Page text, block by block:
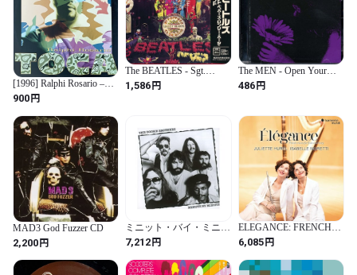
[1996] Ralphi Rosario –
Toca [Nite Stuff]
900円
The BEATLES - Sgt.
Pepper's Lonely Hearts
Club Band [CD]
1,586円
The MEN - Open Your
Heart [CD]
486円
MAD3 God Fuzzer CD
2,200円
ミニット・バイ・ミニッ
ト
7,212円
ELEGANCE: FRENCH
MUSIC FOR FLUTE
AND HARP (輸入盤)
6,085円